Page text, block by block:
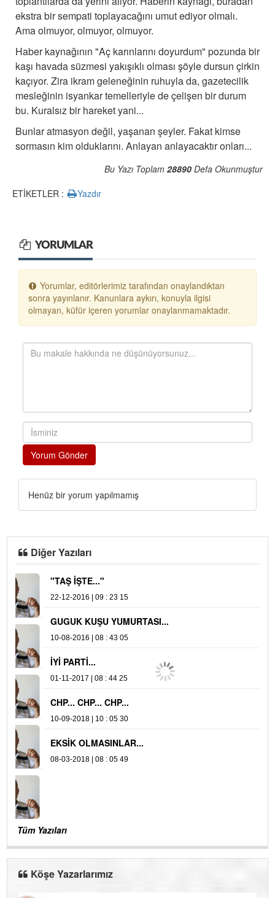
ekstra bir sempati toplayacağını umut ediyor olmalı.
Ama olmuyor, olmuyor, olmuyor.
Haber kaynağının "Aç karınlarını doyurdum" pozunda bir
kaşı havada süzmesi yakışıklı olması şöyle dursun çirkin
kaçıyor. Zira ikram geleneğinin ruhuyla da, gazetecilik
mesleğinin isyankar temelleriyle de çelişen bir durum
bu. Kuralsız bir hareket yani...
Bunlar atmasyon değil, yaşanan şeyler. Fakat kimse
sormasın kim olduklarını. Anlayan anlayacaktır onları...
Bu Yazı Toplam 28890 Defa Okunmuştur
ETİKETLER :
Yazdır
YORUMLAR
Yorumlar, editörlerimiz tarafından onaylandıktan
sonra yayınlanır. Kanunlara aykırı, konuyla ilgisi
olmayan, küfür içeren yorumlar onaylanmamaktadır.
Yorum Gönder
Henüz bir yorum yapılmamış
Diğer Yazıları
"TAŞ İŞTE..."
22-12-2016 | 09 : 23 15
GUGUK KUŞU YUMURTASI...
10-08-2016 | 08 : 43 05
İYİ PARTİ...
01-11-2017 | 08 : 44 25
CHP... CHP... CHP...
10-09-2018 | 10 : 05 30
EKSİK OLMASINLAR...
08-03-2018 | 08 : 05 49
Tüm Yazıları
Köşe Yazarlarımız